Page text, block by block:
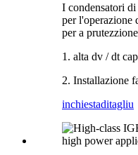
I condensatori
per l'operazione
per a
1. alta dv / dt
2. Installazione
inchiestaditagliu